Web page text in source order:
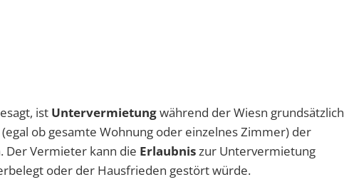
ist Untervermietungwährend der Wiesn grundsätzlich
ob gesamte Wohnung oder einzelnes Zimmer) der
Vermieter kann die Erlaubniszur Untervermietung
oder der Hausfrieden gestört würde.